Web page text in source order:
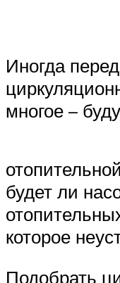
Иногда
многое –
будет ли
которое
Подобрать